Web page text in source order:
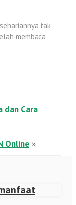
tak
membaca
dan Cara
Online»